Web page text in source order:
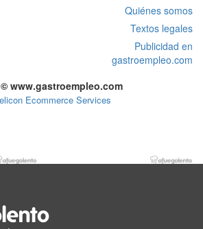
Quiénes somos
Textos legales
Publicidad en
gastroempleo.com
www.gastroempleo.com
Ecommerce Services